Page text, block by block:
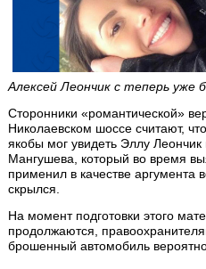
Алексей Леончик с теперь уже
Сторонники «романтической»
Николаевском шоссе считают,
якобы мог увидеть Эллу
Мангушева, который во время
применил в качестве аргумента
скрылся.
На момент подготовки этого
продолжаются,
брошенный автомобиль